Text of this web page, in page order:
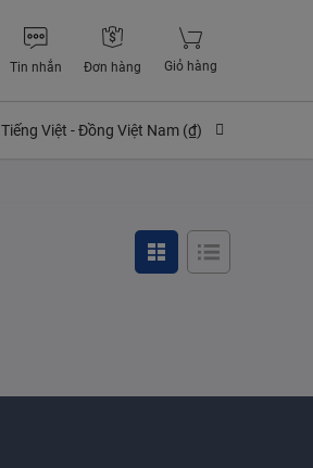
Tin nhắn Đơn hàng Giỏ hàng
Tiếng Việt -Đồng Việt Nam (₫)